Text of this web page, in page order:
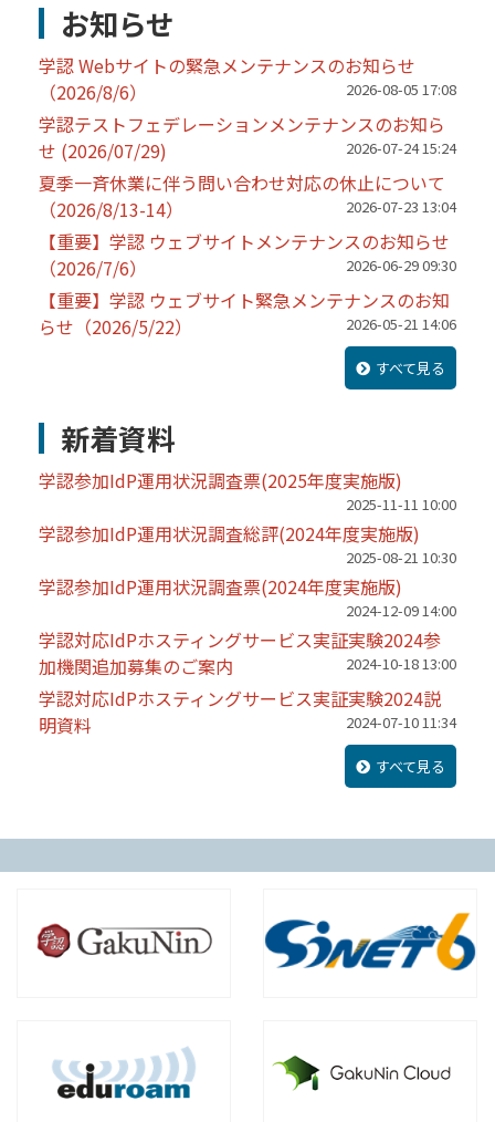
お知らせ
学認 Webサイトの緊急メンテナンスのお知らせ
（2026/8/6）
2026-08-05 17:08
学認テストフェデレーションメンテナンスのお知ら
せ (2026/07/29)
2026-07-24 15:24
夏季一斉休業に伴う問い合わせ対応の休止について
（2026/8/13-14）
2026-07-23 13:04
【重要】学認 ウェブサイトメンテナンスのお知らせ
（2026/7/6）
2026-06-29 09:30
【重要】学認 ウェブサイト緊急メンテナンスのお知
らせ（2026/5/22）
2026-05-21 14:06
すべて見る
新着資料
学認参加IdP運用状況調査票(2025年度実施版)
2025-11-11 10:00
学認参加IdP運用状況調査総評(2024年度実施版)
2025-08-21 10:30
学認参加IdP運用状況調査票(2024年度実施版)
2024-12-09 14:00
学認対応IdPホスティングサービス実証実験2024参
加機関追加募集のご案内
2024-10-18 13:00
学認対応IdPホスティングサービス実証実験2024説
明資料
2024-07-10 11:34
すべて見る